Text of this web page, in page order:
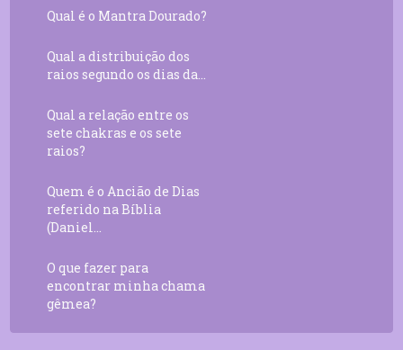
Qual é o Mantra Dourado?
Qual a distribuição dos
raios segundo os dias da...
Qual a relação entre os
sete chakras e os sete
raios?
Quem é o Ancião de Dias
referido na Bíblia
(Daniel...
O que fazer para
encontrar minha chama
gêmea?